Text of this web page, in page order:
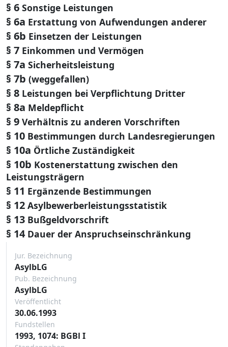
§ 6 Sonstige Leistungen
§ 6a Erstattung von Aufwendungen anderer
§ 6b Einsetzen der Leistungen
§ 7 Einkommen und Vermögen
§ 7a Sicherheitsleistung
§ 7b (weggefallen)
§ 8 Leistungen bei Verpflichtung Dritter
§ 8a Meldepflicht
§ 9 Verhältnis zu anderen Vorschriften
§ 10 Bestimmungen durch Landesregierungen
§ 10a Örtliche Zuständigkeit
§ 10b Kostenerstattung zwischen den
Leistungsträgern
§ 11 Ergänzende Bestimmungen
§ 12 Asylbewerberleistungsstatistik
§ 13 Bußgeldvorschrift
§ 14 Dauer der Anspruchseinschränkung
Jur. Bezeichnung
AsylbLG
Pub. Bezeichnung
AsylbLG
Veröffentlicht
30.06.1993
Fundstellen
1993, 1074: BGBl I